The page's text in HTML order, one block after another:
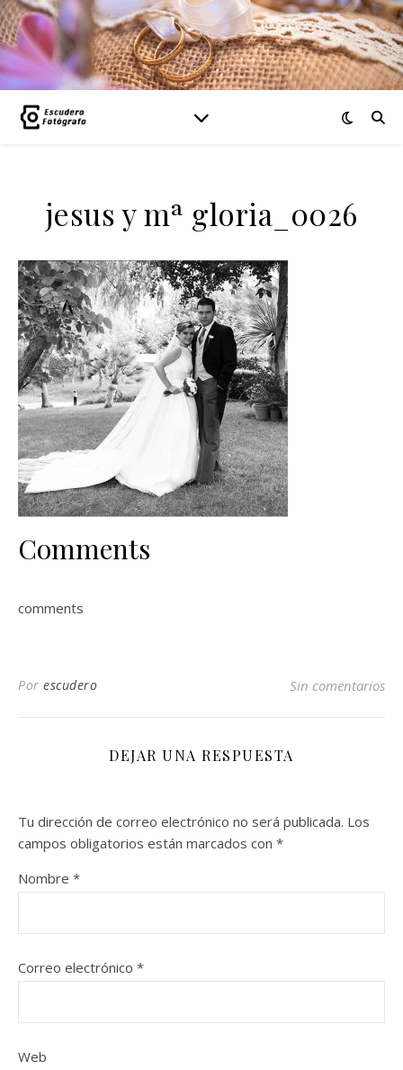
jesus y mª gloria_0026
Comments
comments
Por escudero Sin comentarios
DEJAR UNA RESPUESTA
Tu dirección de correo electrónico no será publicada. Los
campos obligatorios están marcados con *
Nombre *
Correo electrónico *
Web